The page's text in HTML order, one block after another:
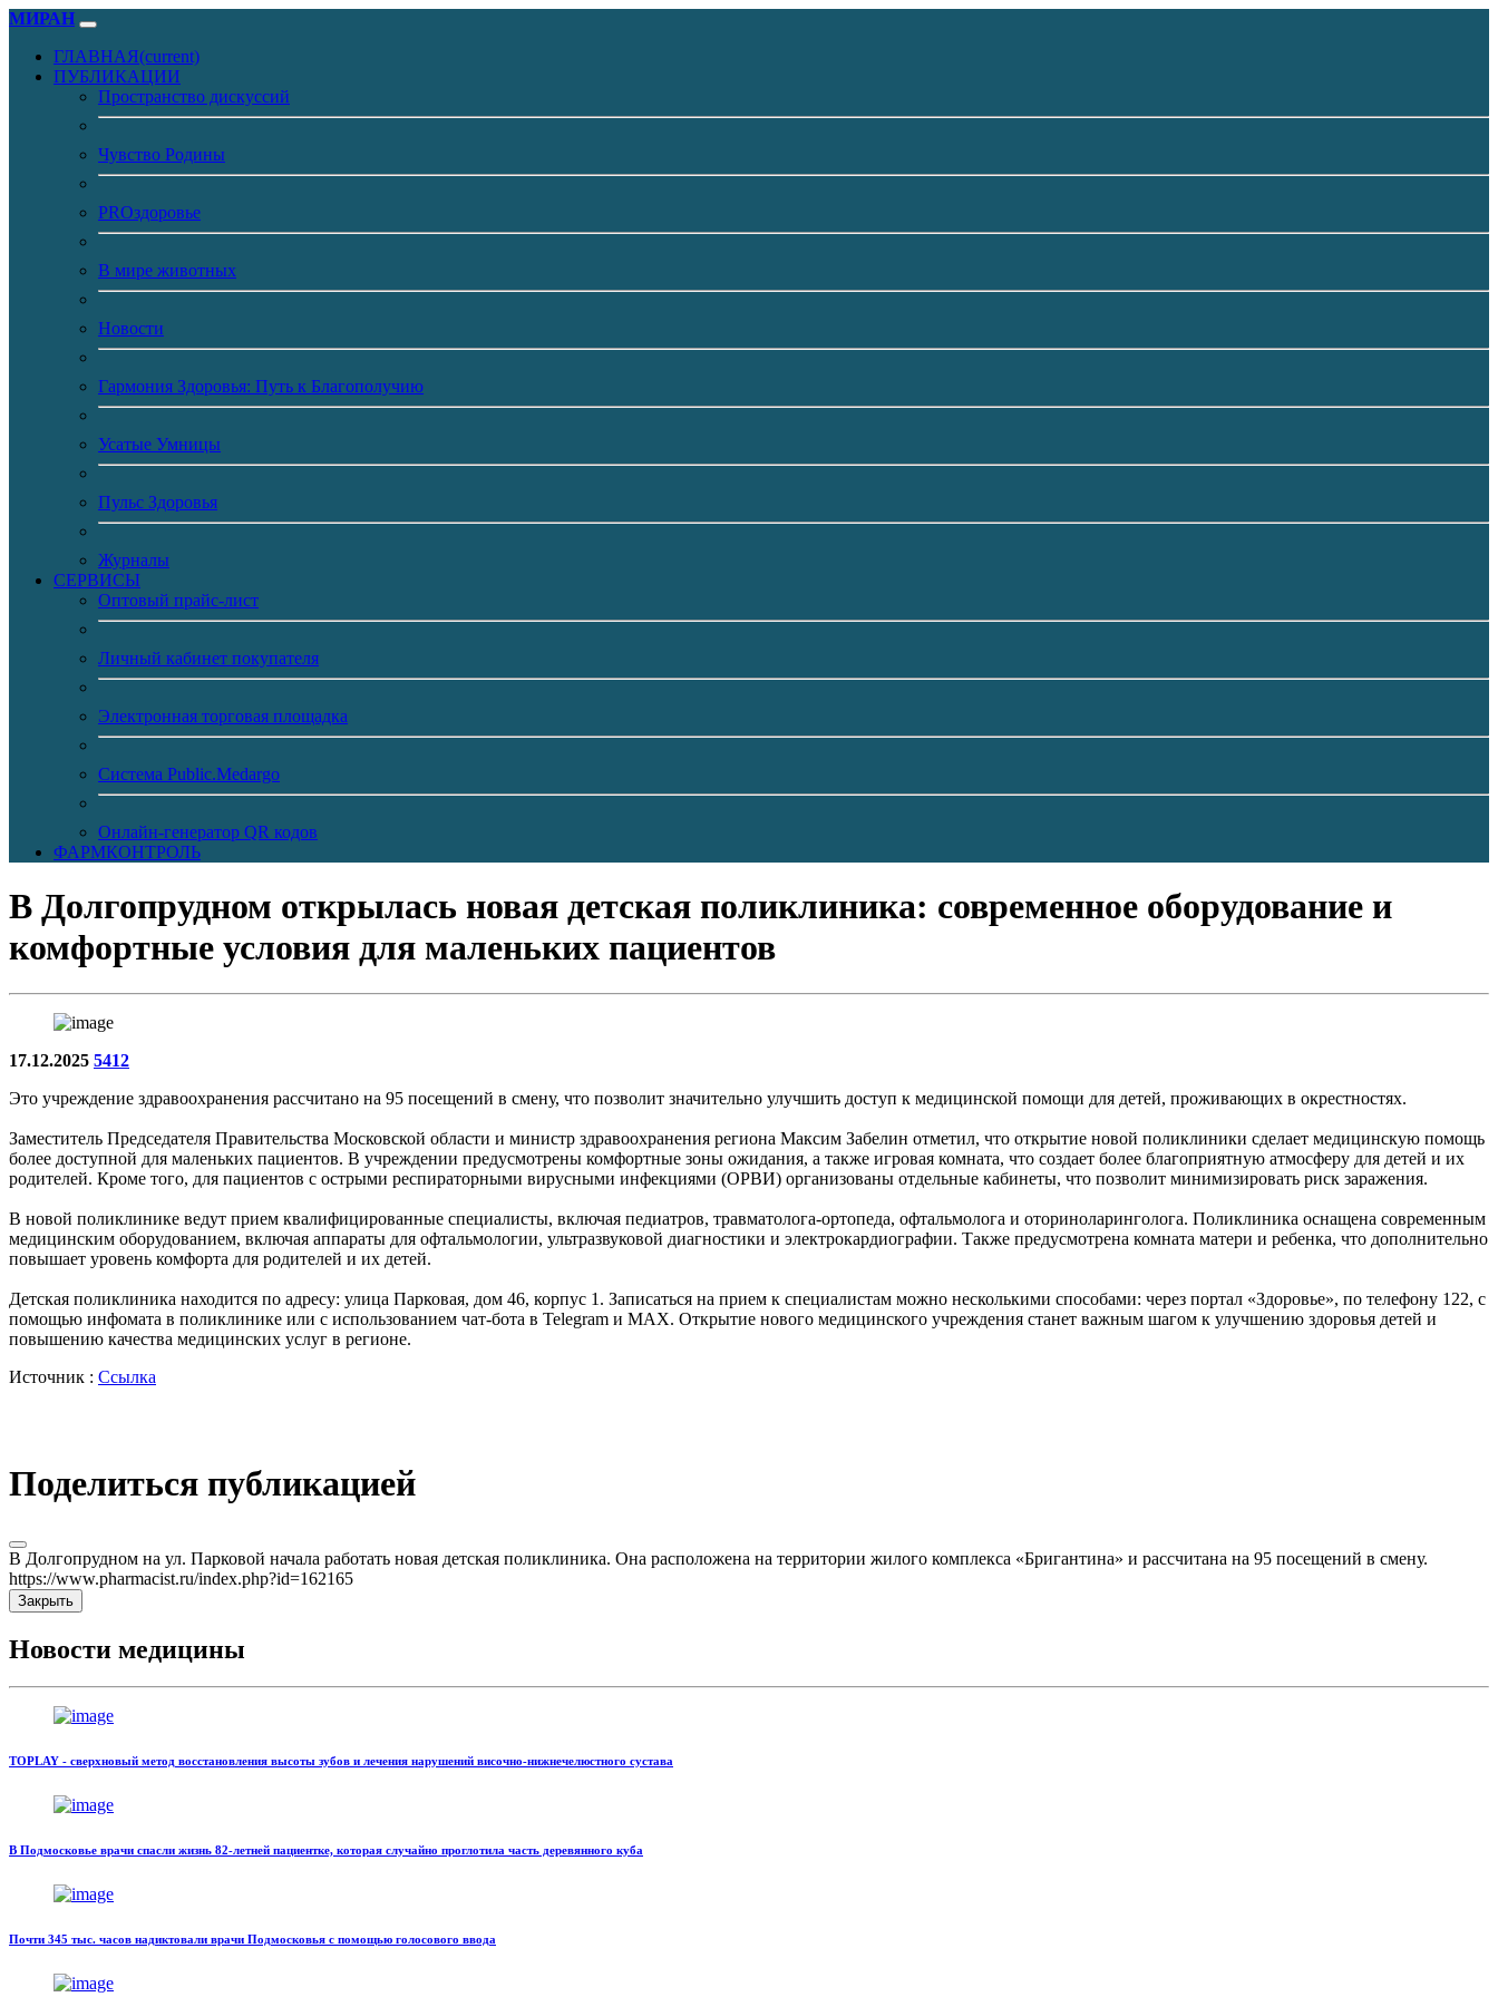
МИРАН
ГЛАВНАЯ(current)
ПУБЛИКАЦИИ
Пространство дискуссий
Чувство Родины
PROздоровье
В мире животных
Новости
Гармония Здоровья: Путь к Благополучию
Усатые Умницы
Пульс Здоровья
Журналы
CЕРВИСЫ
Оптовый прайс-лист
Личный кабинет покупателя
Электронная торговая площадка
Система Public.Medargo
Онлайн-генератор QR кодов
ФАРМКОНТРОЛЬ
В Долгопрудном открылась новая детская поликлиника: современное оборудование и
комфортные условия для маленьких пациентов
17.12.2025 5412
Это учреждение здравоохранения рассчитано на 95 посещений в смену, что позволит значительно улучшить доступ к медицинской помощи для детей, проживающих в окрестностях.
Заместитель Председателя Правительства Московской области и министр здравоохранения региона Максим Забелин отметил, что открытие новой поликлиники сделает медицинскую помощь
более доступной для маленьких пациентов. В учреждении предусмотрены комфортные зоны ожидания, а также игровая комната, что создает более благоприятную атмосферу для детей и их
родителей. Кроме того, для пациентов с острыми респираторными вирусными инфекциями (ОРВИ) организованы отдельные кабинеты, что позволит минимизировать риск заражения.
В новой поликлинике ведут прием квалифицированные специалисты, включая педиатров, травматолога-ортопеда, офтальмолога и оториноларинголога. Поликлиника оснащена современным
медицинским оборудованием, включая аппараты для офтальмологии, ультразвуковой диагностики и электрокардиографии. Также предусмотрена комната матери и ребенка, что дополнительно
повышает уровень комфорта для родителей и их детей.
Детская поликлиника находится по адресу: улица Парковая, дом 46, корпус 1. Записаться на прием к специалистам можно несколькими способами: через портал «Здоровье», по телефону 122, с
помощью инфомата в поликлинике или с использованием чат-бота в Telegram и МАХ. Открытие нового медицинского учреждения станет важным шагом к улучшению здоровья детей и
повышению качества медицинских услуг в регионе.
Источник : Ссылка
Поделиться публикацией
В Долгопрудном на ул. Парковой начала работать новая детская поликлиника. Она расположена на территории жилого комплекса «Бригантина» и рассчитана на 95 посещений в смену.
https://www.pharmacist.ru/index.php?id=162165
Закрыть
Новости медицины
TOPLAY - сверхновый метод восстановления высоты зубов и лечения нарушений височно-нижнечелюстного сустава
В Подмосковье врачи спасли жизнь 82-летней пациентке, которая случайно проглотила часть деревянного куба
Почти 345 тыс. часов надиктовали врачи Подмосковья с помощью голосового ввода